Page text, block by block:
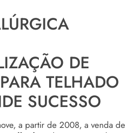
DE
TELHADO
SUCESSO
a partir de 2008, a venda de